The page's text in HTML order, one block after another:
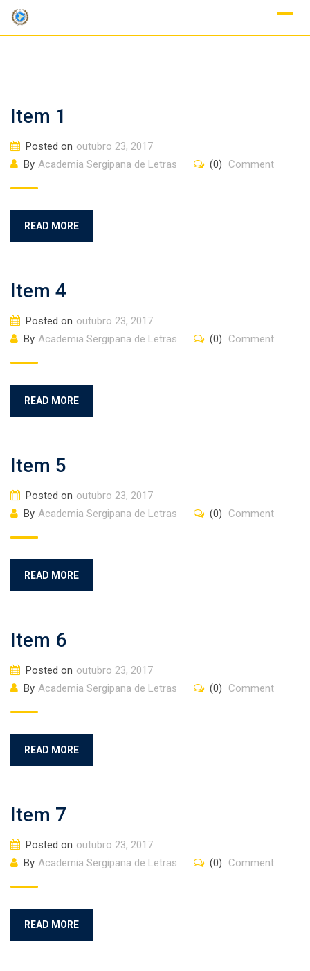
Skip
Item 1
Posted on outubro 23, 2017
By Academia Sergipana de Letras (0) Comment
READ MORE
Item 4
Posted on outubro 23, 2017
By Academia Sergipana de Letras (0) Comment
READ MORE
Item 5
Posted on outubro 23, 2017
By Academia Sergipana de Letras (0) Comment
READ MORE
Item 6
Posted on outubro 23, 2017
By Academia Sergipana de Letras (0) Comment
READ MORE
Item 7
Posted on outubro 23, 2017
By Academia Sergipana de Letras (0) Comment
READ MORE